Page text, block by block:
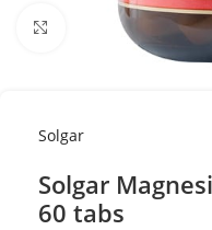
Κλικ για μεγέθυνση
Solgar
Solgar
60 tabs